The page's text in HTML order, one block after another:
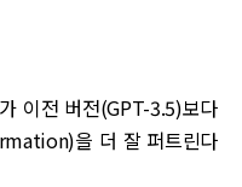
이전 버전(GPT-3.5)보다
을 더 잘 퍼트린다